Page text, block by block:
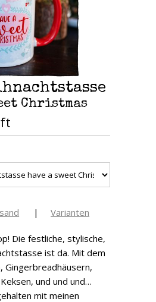
Christmas
| Varianten
Die festliche, stylische,
ist da. Mit dem
Gingerbreadhäusern,
und und und…
mit meinen